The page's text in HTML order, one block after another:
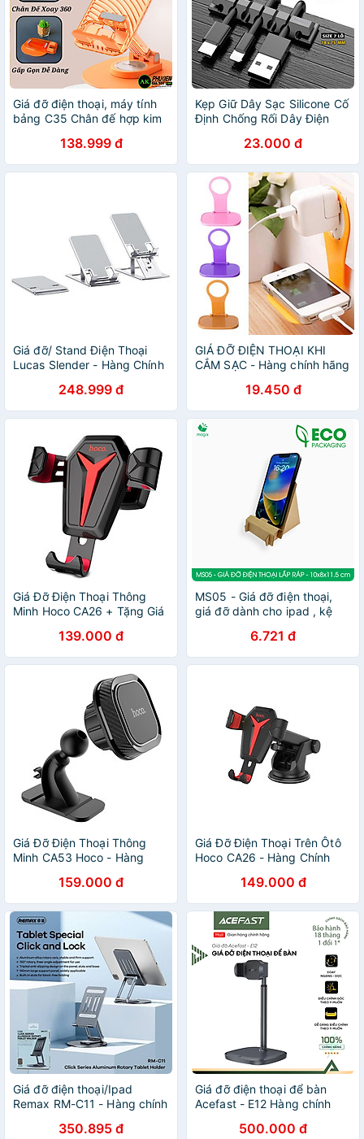
Giá đỡ điện thoại, máy tính
bảng C35 Chân đế hợp kim
chắn – Hàng chính hãng
138.999 đ
Kẹp Giữ Dây Sạc Silicone Cố
Định Chống Rối Dây Điện
Tường Tiện lợi - Hàng Nhập
Khẩu
23.000 đ
Giá đỡ/ Stand Điện Thoại
Lucas Slender - Hàng Chính
248.999 đ
GIÁ ĐỠ ĐIỆN THOẠI KHI
CẮM SẠC - Hàng chính hãng
19.450 đ
Giá Đỡ Điện Thoại Thông
Minh Hoco CA26 + Tặng Giá
chính hãng139.000 đ
MS05 - Giá đỡ điện thoại,
giá đỡ dành cho ipad , kệ
lắp ráp bằng giấy siêu cứng
hàng chính hãng
6.721 đ
Giá Đỡ Điện Thoại Thông
Minh CA53 Hoco - Hàng
159.000 đ
Giá Đỡ Điện Thoại Trên Ôtô
Hoco CA26 - Hàng Chính
149.000 đ
Giá đỡ điện thoại/Ipad
Remax RM-C11 - Hàng chính
350.895 đ
Giá đỡ điện thoại để bàn
Acefast - E12 Hàng chính
500.000 đ